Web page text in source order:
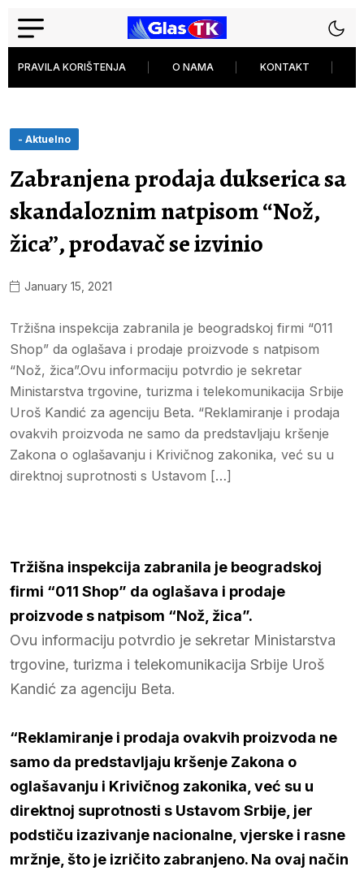
PRAVILA KORIŠTENJA O NAMA KONTAKT
- Aktuelno
Zabranjena prodaja dukserica sa
skandaloznim natpisom “Nož,
žica”, prodavač se izvinio
January 15, 2021
Tržišna inspekcija zabranila je beogradskoj firmi “011
Shop” da oglašava i prodaje proizvode s natpisom
“Nož, žica”.Ovu informaciju potvrdio je sekretar
Ministarstva trgovine, turizma i telekomunikacija Srbije
Uroš Kandić za agenciju Beta. “Reklamiranje i prodaja
ovakvih proizvoda ne samo da predstavljaju kršenje
Zakona o oglašavanju i Krivičnog zakonika, već su u
direktnoj suprotnosti s Ustavom […]
Tržišna inspekcija zabranila je beogradskoj
firmi “011 Shop” da oglašava i prodaje
proizvode s natpisom “Nož, žica”.
Ovu informaciju potvrdio je sekretar Ministarstva
trgovine, turizma i telekomunikacija Srbije Uroš
Kandić za agenciju Beta.
“Reklamiranje i prodaja ovakvih proizvoda ne
samo da predstavljaju kršenje Zakona o
oglašavanju i Krivičnog zakonika, već su u
direktnoj suprotnosti s Ustavom Srbije, jer
podstiču izazivanje nacionalne, vjerske i rasne
mržnje, što je izričito zabranjeno. Na ovaj način